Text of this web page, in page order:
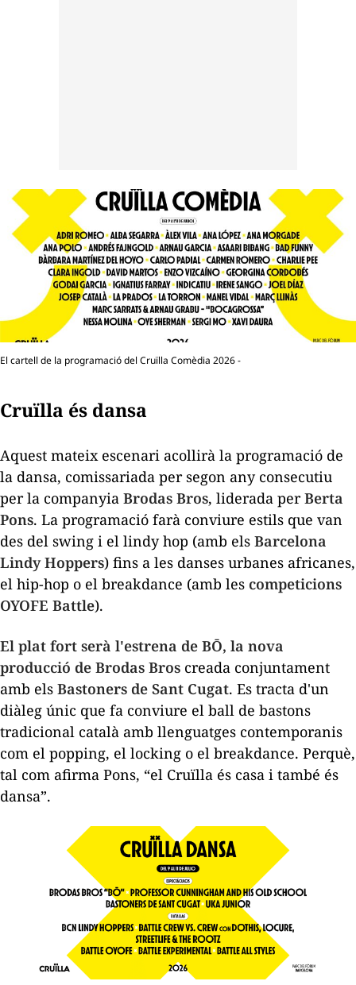
El cartell de la programació del Cruïlla Comèdia 2026 -
Cruïlla és dansa
Aquest mateix escenari acollirà la programació de
la dansa, comissariada per segon any consecutiu
per la companyia Brodas Bros, liderada perBerta
Pons. La programació farà conviure estils que van
des del swing i el lindy hop (amb els Barcelona
Lindy Hoppers) fins a les danses urbanes africanes,
el hip-hop o el breakdance (amb les competicions
OYOFE Battle).
El plat fort serà l'estrena de BŌ, la nova
producció de Brodas Bros creada conjuntament
amb els Bastoners de Sant Cugat. Es tracta d'un
diàleg únic que fa conviure el ball de bastons
tradicional català amb llenguatges contemporanis
com el popping, el locking o el breakdance. Perquè,
tal com afirma Pons, “el Cruïlla és casa i també és
dansa”.